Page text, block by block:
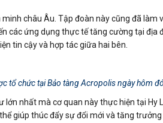
châu Âu. Tập đoàn này cũng đã làm
các ứng dụng thực tế tăng cường tại địa
tin cậy và hợp tác giữa hai bên.
tổ chức tại Bảo tàng Acropolis ngày hôm
lớn nhất mà cơ quan này thực hiện tại Hy
giúp thúc đẩy sự đổi mới và tăng